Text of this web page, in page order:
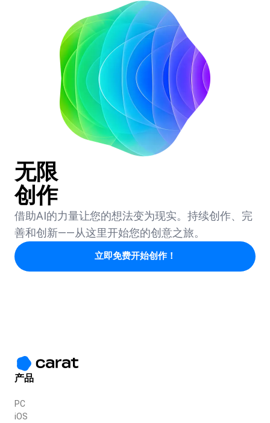
无限
创作
借助AI的力量让您的想法变为现实。持续创作、完
善和创新——从这里开始您的创意之旅。
立即免费开始创作！
产品
PC
iOS